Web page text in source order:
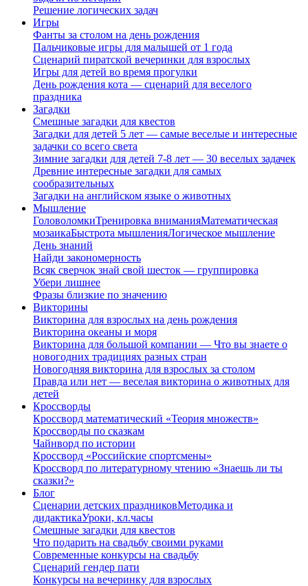
Решение логических задач
Игры
Фанты за столом на день рождения
Пальчиковые игры для малышей от 1 года
Сценарий пиратской вечеринки для взрослых
Игры для детей во время прогулки
День рождения кота — сценарий для веселого
праздника
Загадки
Смешные загадки для квестов
Загадки для детей 5 лет — самые веселые и интересные
задачки со всего света
Зимние загадки для детей 7-8 лет — 30 веселых задачек
Древние интересные загадки для самых
сообразительных
Загадки на английском языке о животных
Мышление
ГоловоломкиТренировка вниманияМатематическая
мозаикаБыстрота мышленияЛогическое мышление
День знаний
Найди закономерность
Всяк сверчок знай свой шесток — группировка
Убери лишнее
Фразы близкие по значению
Викторины
Викторина для взрослых на день рождения
Викторина океаны и моря
Викторина для большой компании — Что вы знаете о
новогодних традициях разных стран
Новогодняя викторина для взрослых за столом
Правда или нет — веселая викторина о животных для
детей
Кроссворды
Кроссворд математический «Теория множеств»
Кроссворды по сказкам
Чайнворд по истории
Кроссворд «Российские спортсмены»
Кроссворд по литературному чтению «Знаешь ли ты
сказки?»
Блог
Сценарии детских праздниковМетодика и
дидактикаУроки, кл.часы
Смешные загадки для квестов
Что подарить на свадьбу своими руками
Современные конкурсы на свадьбу
Сценарий гендер пати
Конкурсы на вечеринку для взрослых